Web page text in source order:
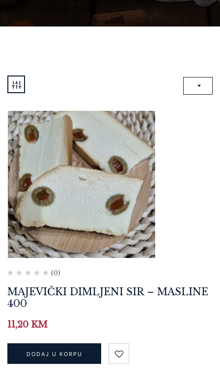
(0)
MAJEVIČKI DIMLJENI SIR – MASLINE
400
11,20 KM
DODAJ U KORPU